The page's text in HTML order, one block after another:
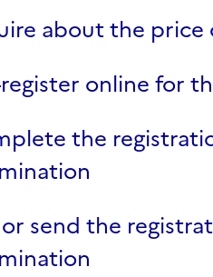
about the
register online for
the
or send the